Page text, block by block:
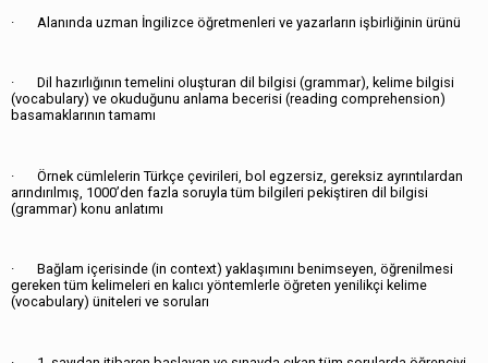
· Alanında uzman İngilizce öğretmenleri ve yazarların işbirliğinin ürünü
· Dil hazırlığının temelini oluşturan dil bilgisi (grammar), kelime bilgisi
(vocabulary) ve okuduğunu anlama becerisi (reading comprehension)
basamaklarının tamamı
· Örnek cümlelerin Türkçe çevirileri, bol egzersiz, gereksiz ayrıntılardan
arındırılmış, 1000’den fazla soruyla tüm bilgileri pekiştiren dil bilgisi
(grammar) konu anlatımı
· Bağlam içerisinde (in context) yaklaşımını benimseyen, öğrenilmesi
gereken tüm kelimeleri en kalıcı yöntemlerle öğreten yenilikçi kelime
(vocabulary) üniteleri ve soruları